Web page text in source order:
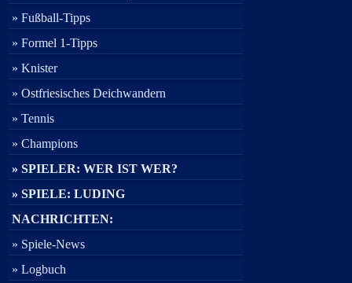
» Fußball-Tipps
» Formel 1-Tipps
» Knister
» Ostfriesisches Deichwandern
» Tennis
» Champions
» SPIELER: WER IST WER?
» SPIELE: LUDING
NACHRICHTEN:
» Spiele-News
» Logbuch